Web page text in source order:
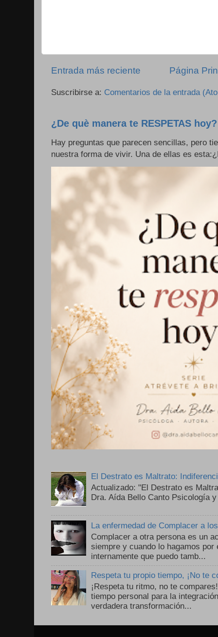
Entrada más reciente Página
Suscribirse a: Comentarios de la entrada
¿De què manera te RESPETAS hoy?
Hay preguntas que parecen sencillas, pero
nuestra forma de vivir. Una de ellas es
El Destrato es Maltrato:
Actualizado: "El Destrato es
Dra. Aída Bello Canto Psicología
La enfermedad de Complacer a
Complacer a otra persona es un
siempre y cuando lo hagamos por
internamente que puedo tamb...
Respeta tu propio tiempo, ¡No te
¡Respeta tu ritmo, no te
tiempo personal para la
verdadera transformación...